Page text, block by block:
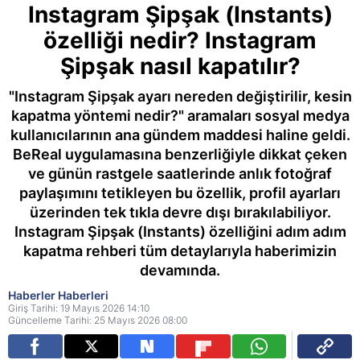
Instagram Şipşak (Instants)
özelliği nedir? Instagram
Şipşak nasıl kapatılır?
"Instagram Şipşak ayarı nereden değiştirilir, kesin
kapatma yöntemi nedir?" aramaları sosyal medya
kullanıcılarının ana gündem maddesi haline geldi.
BeReal uygulamasına benzerliğiyle dikkat çeken
ve günün rastgele saatlerinde anlık fotoğraf
paylaşımını tetikleyen bu özellik, profil ayarları
üzerinden tek tıkla devre dışı bırakılabiliyor.
Instagram Şipşak (Instants) özelliğini adım adım
kapatma rehberi tüm detaylarıyla haberimizin
devamında.
Haberler Haberleri
Giriş Tarihi: 19 Mayıs 2026 14:10
Güncelleme Tarihi: 25 Mayıs 2026 08:00